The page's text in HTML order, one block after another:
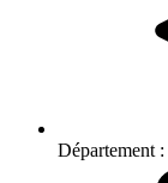
Département :